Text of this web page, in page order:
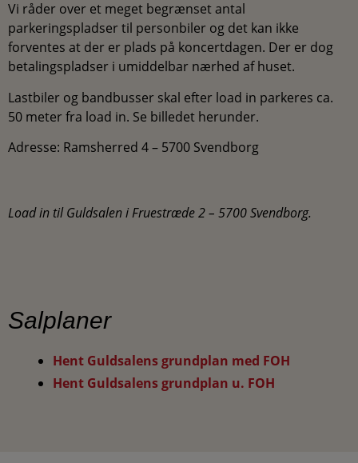
Vi råder over et meget begrænset antal
parkeringspladser til personbiler og det kan ikke
forventes at der er plads på koncertdagen. Der er dog
betalingspladser i umiddelbar nærhed af huset.
Lastbiler og bandbusser skal efter load in parkeres ca.
50 meter fra load in. Se billedet herunder.
Adresse: Ramsherred 4 – 5700 Svendborg
Load in til Guldsalen i Fruestræde 2 – 5700 Svendborg.
Salplaner
Hent Guldsalens grundplan med FOH
Hent Guldsalens grundplan u. FOH